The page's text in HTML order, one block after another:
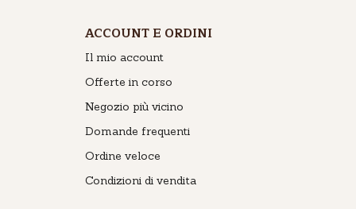
ACCOUNT E ORDINI
Il mio account
Offerte in corso
Negozio più vicino
Domande frequenti
Ordine veloce
Condizioni di vendita